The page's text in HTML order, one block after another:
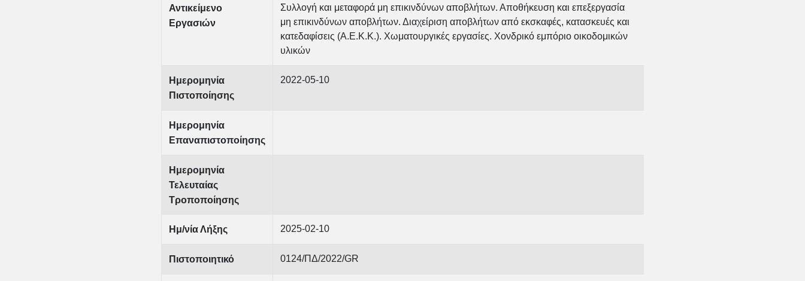
Αντικείμενο
Εργασιών
Συλλογή και μεταφορά μη επικινδύνων αποβλήτων. Αποθήκευση και επεξεργασία
μη επικινδύνων αποβλήτων. Διαχείριση αποβλήτων από εκσκαφές, κατασκευές και
κατεδαφίσεις (Α.Ε.Κ.Κ.). Χωματουργικές εργασίες. Χονδρικό εμπόριο οικοδομικών
υλικών
Ημερομηνία
Πιστοποίησης
2022-05-10
Ημερομηνία
Επαναπιστοποίησης
Ημερομηνία
Τελευταίας
Τροποποίησης
Ημ/νία Λήξης 2025-02-10
Πιστοποιητικό 0124/ΠΔ/2022/GR